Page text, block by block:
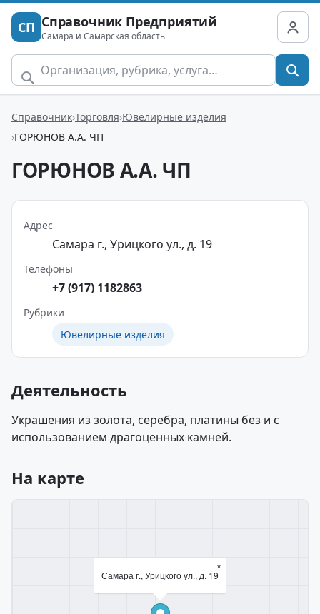
СП Справочник Предприятий
Самара и Самарская область
Справочник Торговля Ювелирные изделия
ГОРЮНОВ А.А. ЧП
ГОРЮНОВ А.А. ЧП
Адрес
Самара г., Урицкого ул., д. 19
Телефоны
+7 (917) 1182863
Рубрики
Ювелирные изделия
Деятельность
Украшения из золота, серебра, платины без и с
использованием драгоценных камней.
На карте
Самара г., Урицкого ул., д. 19
×